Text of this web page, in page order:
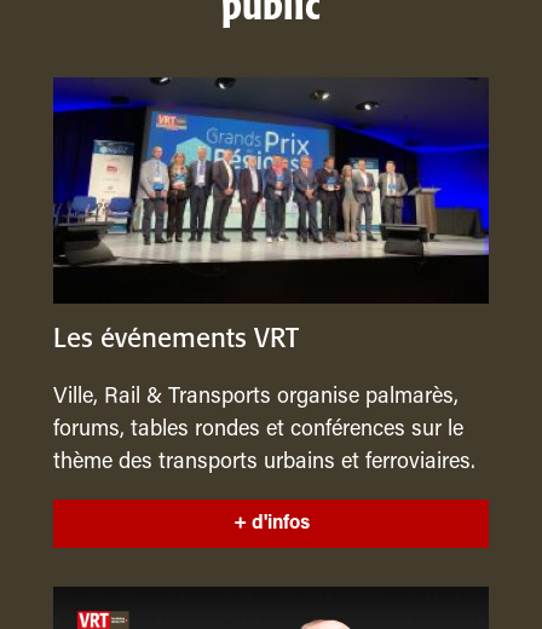
public
Les événements VRT
Ville, Rail & Transports organise palmarès,
forums, tables rondes et conférences sur le
thème des transports urbains et ferroviaires.
+ d'infos